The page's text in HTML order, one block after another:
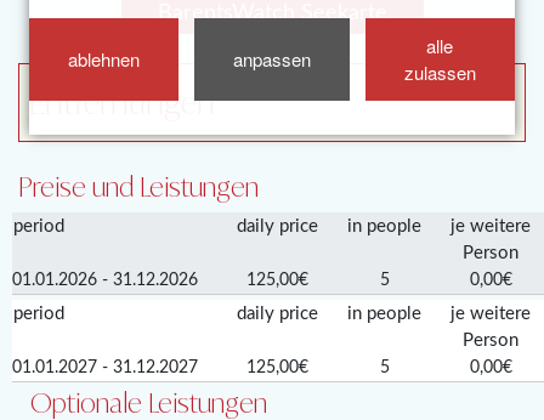
ablehnen anpassen
alle
zulassen
BarentsWatch Seekarte
Entfernungen
Preise und Leistungen
period daily price in people
je weitere
Person
01.01.2026 - 31.12.2026 125,00€ 5 0,00€
period daily price in people
je weitere
Person
01.01.2027 - 31.12.2027 125,00€ 5 0,00€
Optionale Leistungen